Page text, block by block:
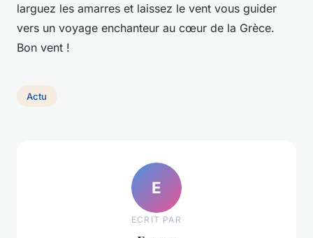
larguez les amarres et laissez le vent vous guider
vers un voyage enchanteur au cœur de la Grèce.
Bon vent !
Actu
E
ECRIT PAR